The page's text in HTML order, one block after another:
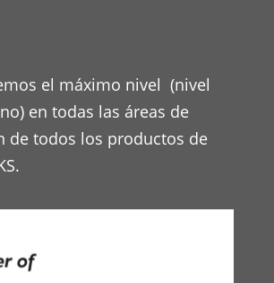
el máximo nivel (nivel
en todas las áreas de
de todos los productos de